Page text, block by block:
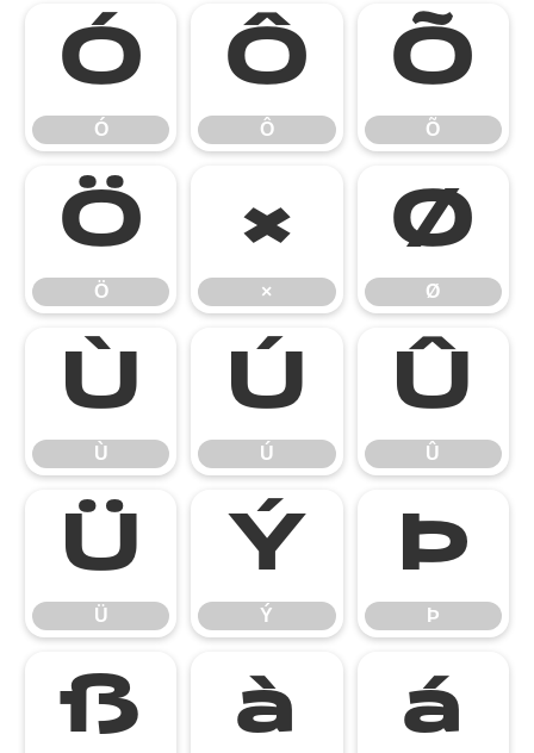
Ó
Ó
Ô
Ô
Õ
Õ
Ö
Ö
×
×
Ø
Ø
Ù
Ù
Ú
Ú
Û
Û
Ü
Ü
Ý
Ý
Þ
Þ
ß à á